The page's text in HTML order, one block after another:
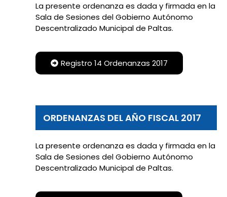
La presente ordenanza es dada y firmada en la
Sala de Sesiones del Gobierno Autónomo
Descentralizado Municipal de Paltas.
Registro 14 Ordenanzas 2017
ORDENANZAS DEL AÑO FISCAL 2017
La presente ordenanza es dada y firmada en la
Sala de Sesiones del Gobierno Autónomo
Descentralizado Municipal de Paltas.